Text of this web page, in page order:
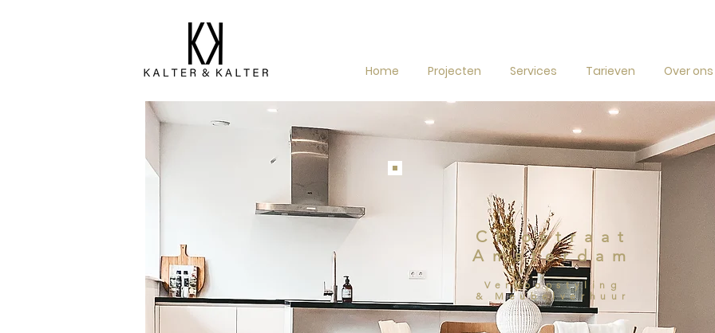
Home Projecten Services Tarieven Over ons
Cliostraat
Amsterdam
Verkoopstyling
& Meubelverhuur